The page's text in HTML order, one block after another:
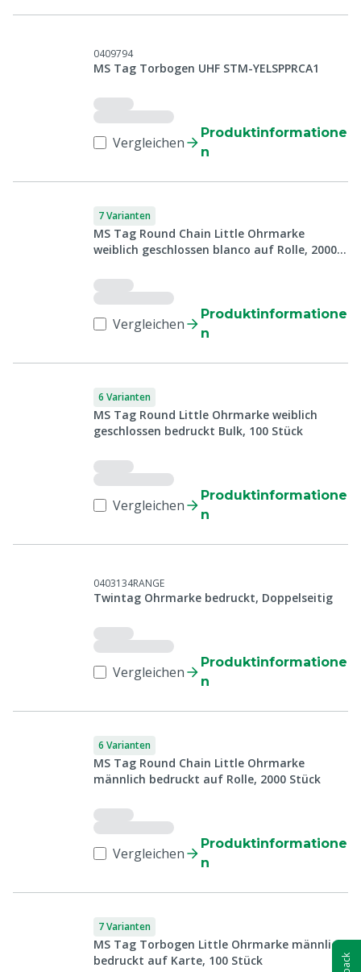
0409794
MS Tag Torbogen UHF STM-YELSPPRCA1
Vergleichen
Produktinformatione
n
7 Varianten
MS Tag Round Chain Little Ohrmarke
weiblich geschlossen blanco auf Rolle, 2000
Vergleichen
Produktinformatione
n
6 Varianten
MS Tag Round Little Ohrmarke weiblich
geschlossen bedruckt Bulk, 100 Stück
Vergleichen
Produktinformatione
n
0403134RANGE
Twintag Ohrmarke bedruckt, Doppelseitig
Vergleichen
Produktinformatione
n
6 Varianten
MS Tag Round Chain Little Ohrmarke
männlich bedruckt auf Rolle, 2000 Stück
Vergleichen
Produktinformatione
n
7 Varianten
MS Tag Torbogen Little Ohrmarke männlich
bedruckt auf Karte, 100 Stück